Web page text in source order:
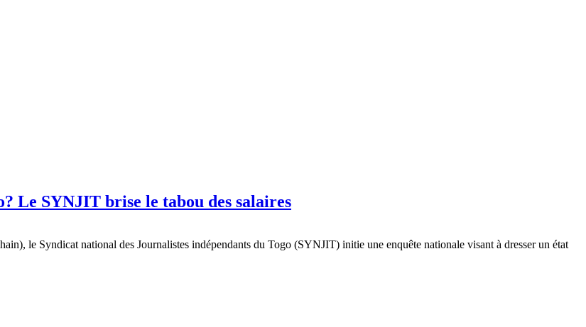
Le SYNJIT brise le tabou des salaires
le Syndicat national des Journalistes indépendants du Togo (SYNJIT) initie une enquête nationale visant à dresser un état